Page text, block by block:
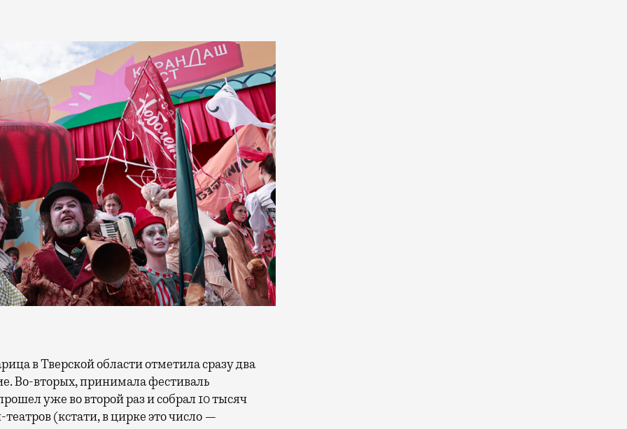
Во-вторых, принимала фестиваль
уже во второй раз и собрал 10 тысяч
(кстати, в цирке это число —